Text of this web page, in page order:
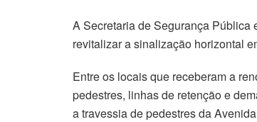
A Secretaria de Segurança Pública
revitalizar a sinalização horizontal
Entre os locais que receberam a
pedestres, linhas de retenção e
a travessia de pedestres da